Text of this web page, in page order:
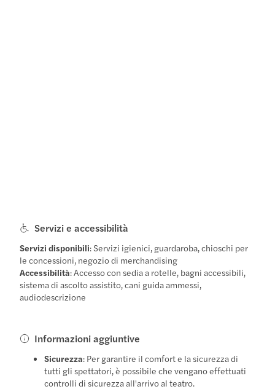
Servizi e accessibilità
Servizi disponibili: Servizi igienici, guardaroba, chioschi per
le concessioni, negozio di merchandising
Accessibilità: Accesso con sedia a rotelle, bagni accessibili,
sistema di ascolto assistito, cani guida ammessi,
audiodescrizione
Informazioni aggiuntive
Sicurezza: Per garantire il comfort e la sicurezza di
tutti gli spettatori, è possibile che vengano effettuati
controlli di sicurezza all'arrivo al teatro.